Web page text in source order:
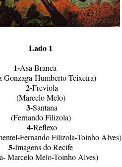
Lado 1
1-Asa Branca
Gonzaga-Humberto Teixeira)
2-Freviola
(Marcelo Melo)
3-Santana
(Fernando Filizola)
4-Reflexo
Fernando Filizola-Toinho Alves)
5-Imagens do Recife
Marcelo Melo-Toinho Alves)